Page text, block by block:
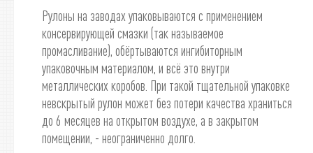
Рулоны на заводах упаковываются с применением
консервирующей смазки (так называемое
промасливание), обёртываются ингибиторным
упаковочным материалом, и всё это внутри
металлических коробов. При такой тщательной упаковке
невскрытый рулон может без потери качества храниться
до 6 месяцев на открытом воздухе, а в закрытом
помещении, - неограниченно долго.